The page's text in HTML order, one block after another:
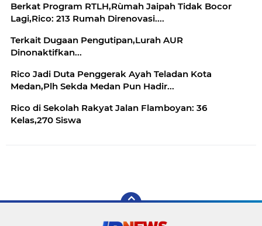
Berkat Program RTLH,Rùmah Jaipah Tidak Bocor
Lagi,Rico: 213 Rumah Direnovasi....
Terkait Dugaan Pengutipan,Lurah AUR
Dinonaktifkan...
Rico Jadi Duta Penggerak Ayah Teladan Kota
Medan,Plh Sekda Medan Pun Hadir...
Rico di Sekolah Rakyat Jalan Flamboyan: 36
Kelas,270 Siswa